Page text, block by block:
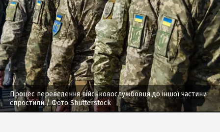
Процес переведення військовослужбовця до іншої частини
спростили/ Фото Shutterstock